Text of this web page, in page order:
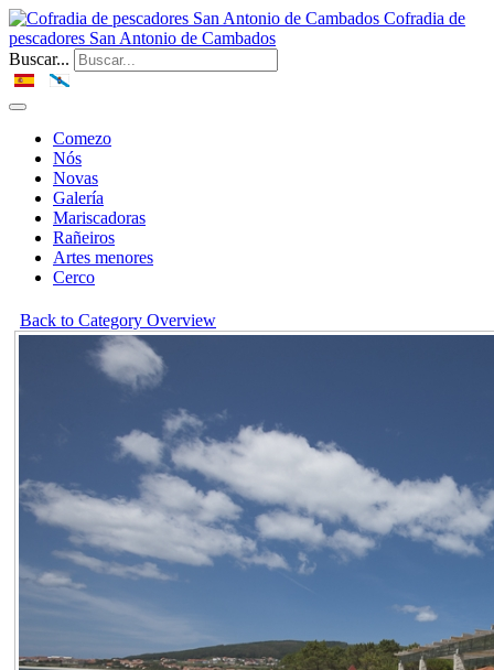
Cofradia de
pescadores San Antonio de Cambados
Buscar...
Comezo
Nós
Novas
Galería
Mariscadoras
Rañeiros
Artes menores
Cerco
Back to Category Overview